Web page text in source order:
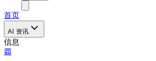
首页
AI 资讯
信息